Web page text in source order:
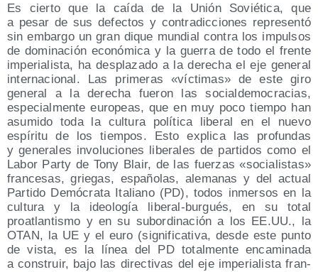
Es cier­to que la caí­da de la Unión Sovié­ti­ca, que
a pesar de sus defec­tos y con­tra­dic­cio­nes repre­sen­tó
sin embar­go un gran dique mun­dial con­tra los impul­sos
de domi­na­ción eco­nó­mi­ca y la gue­rra de todo el fren­te
impe­ria­lis­ta, ha des­pla­za­do a la dere­cha el eje gene­ral
inter­na­cio­nal. Las pri­me­ras «víc­ti­mas» de este giro
gene­ral a la dere­cha fue­ron las social­de­mo­cra­cias,
espe­cial­men­te euro­peas, que en muy poco tiem­po han
asu­mi­do toda la cul­tu­ra polí­ti­ca libe­ral en el nue­vo
espí­ri­tu de los tiem­pos. Esto expli­ca las pro­fun­das
y gene­ra­les invo­lu­cio­nes libe­ra­les de par­ti­dos como el
Labor Party de Tony Blair, de las fuer­zas «socia­lis­tas»
fran­ce­sas, grie­gas, espa­ño­las, ale­ma­nas y del actual
Par­ti­do Demó­cra­ta Ita­liano (PD), todos inmer­sos en la
cul­tu­ra y la ideo­lo­gía libe­ral-bur­gués, en su total
proatlan­tis­mo y en su subor­di­na­ción a los EE.UU., la
OTAN, la UE y el euro (sig­ni­fi­ca­ti­va, des­de este pun­to
de vis­ta, es la línea del PD total­men­te enca­mi­na­da
a cons­truir, bajo las direc­ti­vas del eje impe­ria­lis­ta fran­